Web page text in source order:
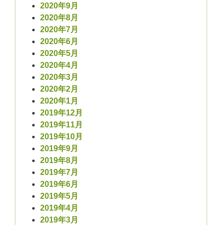
2020年9月
2020年8月
2020年7月
2020年6月
2020年5月
2020年4月
2020年3月
2020年2月
2020年1月
2019年12月
2019年11月
2019年10月
2019年9月
2019年8月
2019年7月
2019年6月
2019年5月
2019年4月
2019年3月